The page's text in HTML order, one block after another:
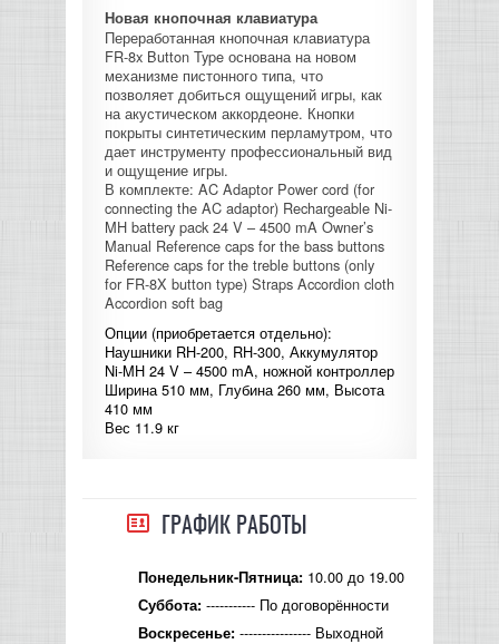
Новая кнопочная клавиатура
Переработанная кнопочная клавиатура
FR-8x Button Type основана на новом
механизме пистонного типа, что
позволяет добиться ощущений игры, как
на акустическом аккордеоне. Кнопки
покрыты синтетическим перламутром, что
дает инструменту профессиональный вид
и ощущение игры.
В комплекте: AC Adaptor Power cord (for
connecting the AC adaptor) Rechargeable Ni-
MH battery pack 24 V – 4500 mA Owner’s
Manual Reference caps for the bass buttons
Reference caps for the treble buttons (only
for FR-8X button type) Straps Accordion cloth
Accordion soft bag
Опции (приобретается отдельно):
Наушники RH-200, RH-300, Аккумулятор
Ni-MH 24 V – 4500 mA, ножной контроллер
Ширина 510 мм, Глубина 260 мм, Высота
410 мм
Вес 11.9 кг
ГРАФИК РАБОТЫ
Понедельник-Пятница: 10.00 до 19.00
Суббота: ----------- По договорённости
Воскресенье: ---------------- Выходной